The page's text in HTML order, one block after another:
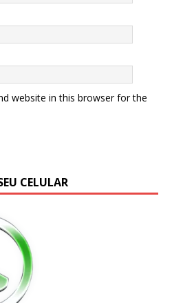
website in this browser for the
CELULAR